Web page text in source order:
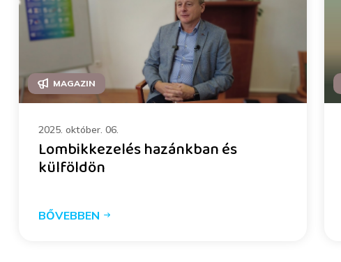
MAGAZIN
2025. október. 06.
Lombikkezelés hazánkban és
külföldön
BŐVEBBEN